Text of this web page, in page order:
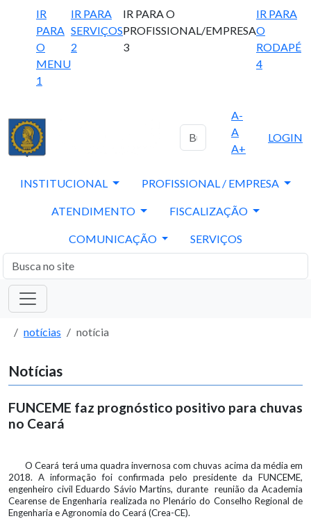
IR
PARA
O
MENU
1
IR PARA
SERVIÇOS
2
IR PARA O
PROFISSIONAL/EMPRESA
3
IR PARA
O
RODAPÉ
4
A-
A
A+
LOGIN
INSTITUCIONAL PROFISSIONAL / EMPRESA
ATENDIMENTO FISCALIZAÇÃO
COMUNICAÇÃO SERVIÇOS
notícias notícia
Notícias
FUNCEME faz prognóstico positivo para chuvas
no Ceará
O Ceará terá uma quadra invernosa com chuvas acima da média em
2018. A informação foi confirmada pelo presidente da FUNCEME,
engenheiro civil Eduardo Sávio Martins, durante reunião da Academia
Cearense de Engenharia realizada no Plenário do Conselho Regional de
Engenharia e Agronomia do Ceará (Crea-CE).